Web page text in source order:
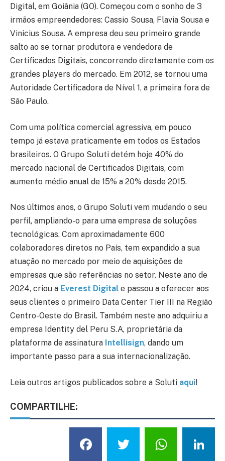
Digital, em Goiânia (GO). Começou com o sonho de 3
irmãos empreendedores: Cassio Sousa, Flavia Sousa e
Vinicius Sousa. A empresa deu seu primeiro grande
salto ao se tornar produtora e vendedora de
Certificados Digitais, concorrendo diretamente com os
grandes players do mercado. Em 2012, se tornou uma
Autoridade Certificadora de Nível 1, a primeira fora de
São Paulo.
Com uma política comercial agressiva, em pouco
tempo já estava praticamente em todos os Estados
brasileiros. O Grupo Soluti detém hoje 40% do
mercado nacional de Certificados Digitais, com
aumento médio anual de 15% a 20% desde 2015.
Nos últimos anos, o Grupo Soluti vem mudando o seu
perfil, ampliando-o para uma empresa de soluções
tecnológicas. Com aproximadamente 600
colaboradores diretos no País, tem expandido a sua
atuação no mercado por meio de aquisições de
empresas que são referências no setor. Neste ano de
2024, criou a Everest Digital e passou a oferecer aos
seus clientes o primeiro Data Center Tier III na Região
Centro-Oeste do Brasil. Também neste ano adquiriu a
empresa Identity del Peru S.A, proprietária da
plataforma de assinatura Intellisign, dando um
importante passo para a sua internacionalização.
Leia outros artigos publicados sobre a Soluti aqui!
COMPARTILHE:
Facebook
Twitter